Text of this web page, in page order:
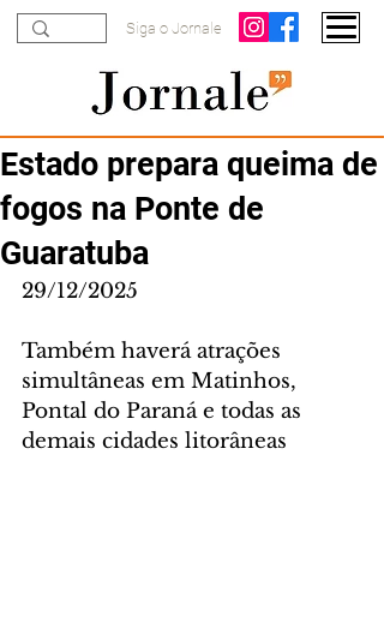
Siga o Jornale
Estado prepara queima de
fogos na Ponte de
Guaratuba
29/12/2025
Também haverá atrações
simultâneas em Matinhos,
Pontal do Paraná e todas as
demais cidades litorâneas